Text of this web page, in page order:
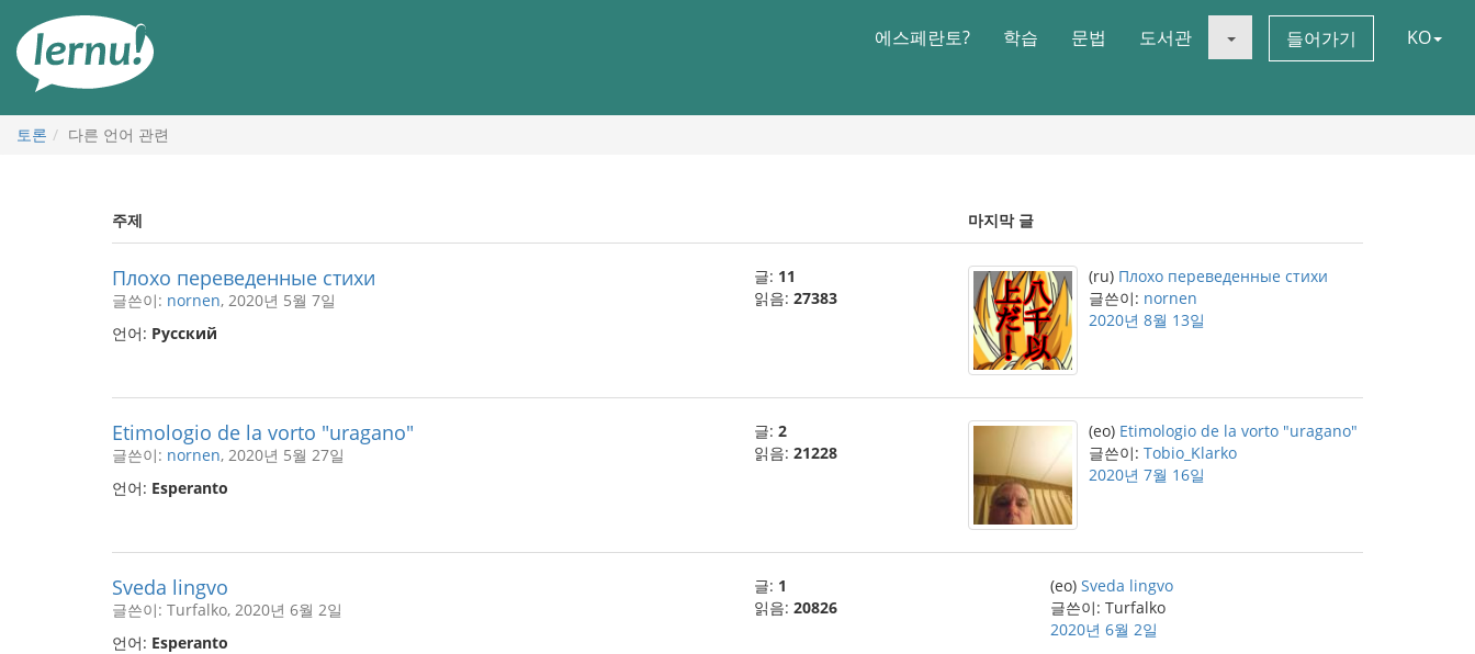
에스페란토? 학습 문법 도서관 들어가기 KO
토론 다른 언어 관련
주제 마지막 글
Плохо переведенные стихи
글쓴이: nornen, 2020년 5월 7일
언어: Русский
글: 11
읽음: 27383
(ru) Плохо переведенные стихи
글쓴이: nornen
2020년 8월 13일
Etimologio de la vorto "uragano"
글쓴이: nornen, 2020년 5월 27일
언어: Esperanto
글: 2
읽음: 21228
(eo) Etimologio de la vorto "uragano"
글쓴이: Tobio_Klarko
2020년 7월 16일
Sveda lingvo
글쓴이: Turfalko, 2020년 6월 2일
언어: Esperanto
글: 1
읽음: 20826
(eo) Sveda lingvo
글쓴이: Turfalko
2020년 6월 2일